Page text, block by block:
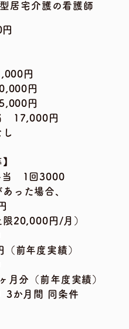
居宅介護の看護師
円
円
円
17,000円
当 1回3000
った場合、
20,000円/月）
前年度実績）
（前年度実績）
3か月間 同条件